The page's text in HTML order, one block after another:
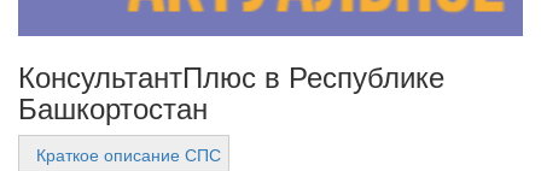
КонсультантПлюс в Республике
Башкортостан
Краткое описание СПС